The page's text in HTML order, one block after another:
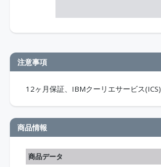
注意事項
12ヶ月保証、IBMクーリエサービス(ICS)
商品情報
商品データ